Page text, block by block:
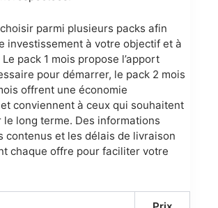
parmi plusieurs packs afin
investissement à votre objectif et à
pack 1 mois propose l’apport
pour démarrer, le pack 2 mois
offrent une économie
conviennent à ceux qui souhaitent
le long terme. Des informations
contenus et les délais de livraison
chaque offre pour faciliter votre